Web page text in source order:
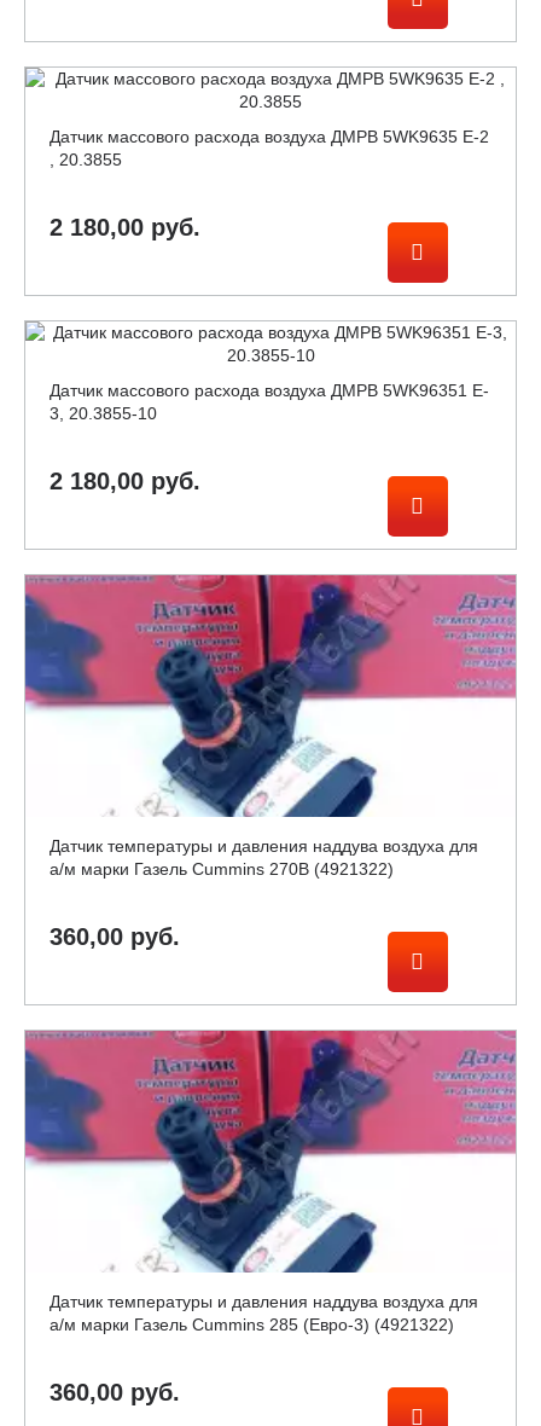
Датчик массового расхода воздуха ДМРВ 5WK9635 E-2
, 20.3855
2 180,00 руб.
Датчик массового расхода воздуха ДМРВ 5WK96351 E-
3, 20.3855-10
2 180,00 руб.
Датчик температуры и давления наддува воздуха для
а/м марки Газель Cummins 270B (4921322)
360,00 руб.
Датчик температуры и давления наддува воздуха для
а/м марки Газель Cummins 285 (Евро-3) (4921322)
360,00 руб.